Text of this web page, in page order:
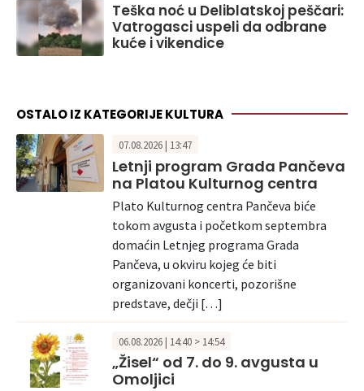
Teška noć u Deliblatskoj peščari:
Vatrogasci uspeli da odbrane
kuće i vikendice
OSTALO IZ KATEGORIJE KULTURA
07.08.2026 | 13:47
Letnji program Grada Pančeva
na Platou Kulturnog centra
Plato Kulturnog centra Pančeva biće
tokom avgusta i početkom septembra
domaćin Letnjeg programa Grada
Pančeva, u okviru kojeg će biti
organizovani koncerti, pozorišne
predstave, dečji […]
06.08.2026 | 14:40 > 14:54
„Žisel“ od 7. do 9. avgusta u
Omoljici